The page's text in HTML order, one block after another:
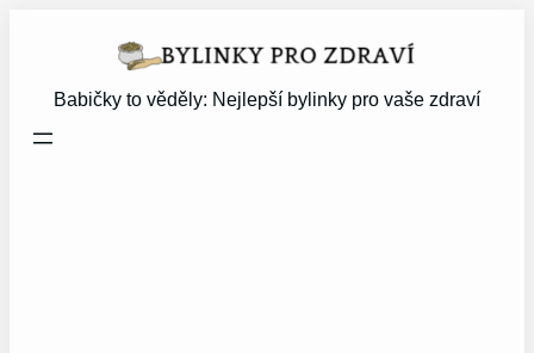
Babičky to věděly: Nejlepší bylinky pro vaše zdraví